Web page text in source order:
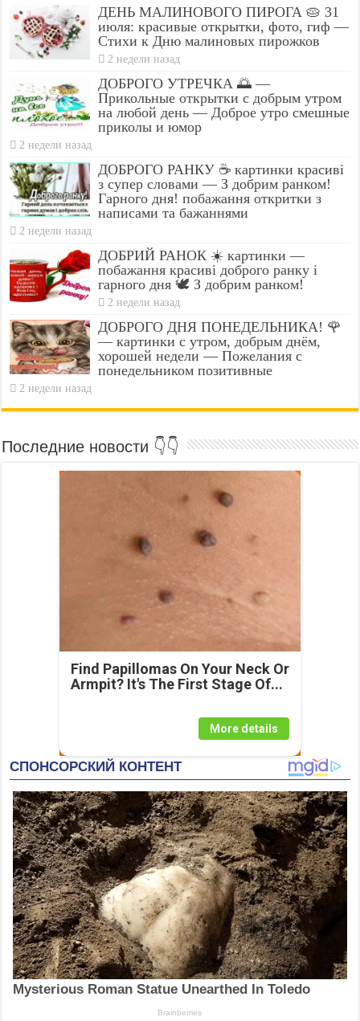
ДЕНЬ МАЛИНОВОГО ПИРОГА 🥧 31
июля: красивые открытки, фото, гиф —
Стихи к Дню малиновых пирожков
2 недели назад
ДОБРОГО УТРЕЧКА 🌅 —
Прикольные открытки с добрым утром
на любой день — Доброе утро смешные
приколы и юмор
2 недели назад
ДОБРОГО РАНКУ ☕ картинки красиві
з супер словами — З добрим ранком!
Гарного дня! побажання откритки з
написами та бажаннями
2 недели назад
ДОБРИЙ РАНОК ☀️ картинки —
побажання красиві доброго ранку і
гарного дня 🕊️ З добрим ранком!
2 недели назад
ДОБРОГО ДНЯ ПОНЕДЕЛЬНИКА! 🌹
— картинки с утром, добрым днём,
хорошей недели — Пожелания с
понедельником позитивные
2 недели назад
Последние новости 👇👇
Find Papillomas On Your Neck Or
Armpit? It's The First Stage Of...
More details